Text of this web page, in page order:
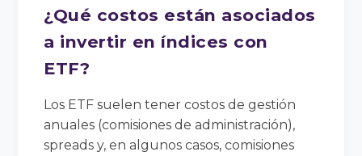
¿Qué costos están asociados
a invertir en índices con
ETF?
Los ETF suelen tener costos de gestión
anuales (comisiones de administración),
spreads y, en algunos casos, comisiones